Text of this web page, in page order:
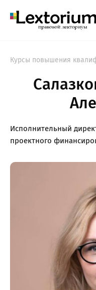
Курсы повышения
Исполнительный
проектного